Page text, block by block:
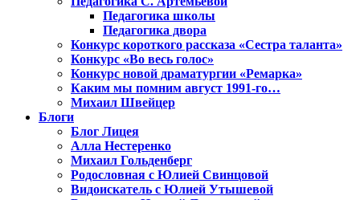
Педагогика школы
Педагогика двора
Конкурс короткого рассказа «Сестра таланта»
Конкурс «Во весь голос»
Конкурс новой драматургии «Ремарка»
Каким мы помним август 1991-го…
Михаил Швейцер
Блоги
Блог Лицея
Алла Нестеренко
Михаил Гольденберг
Родословная с Юлией Свинцовой
Видоискатель с Юлией Утышевой